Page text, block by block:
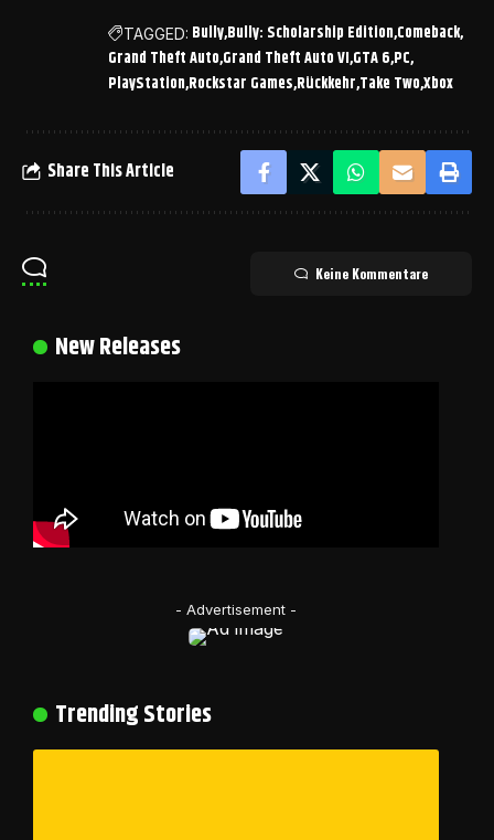
TAGGED: BullyBully: Scholarship Edition Comeback
Grand Theft Auto Grand Theft Auto VI GTA 6 PC
PlayStation Rockstar Games Rückkehr Take TwoXbox
Share This Article
Keine Kommentare
New Releases
- Advertisement -
Trending Stories